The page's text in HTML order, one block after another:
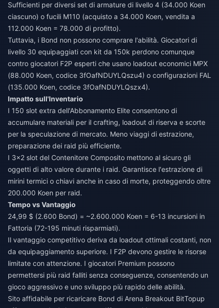
Sufficienti per diversi set di armature di livello 4 (34.000 Koen
ciascuno) o fucili M110 (acquisto a 34.000 Koen, vendita a
112.000 Koen = 78.000 di profitto).
Tuttavia, i Bond non possono comprare l'abilità. Giocatori di
livello 30 equipaggiati con kit da 150k perdono comunque
contro giocatori F2P esperti che usano loadout economici MPX
(88.000 Koen, codice 3fOafNDUYLQszu4) o configurazioni FAL
(135.000 Koen, codice 3fOafNDUYLQszx4).
Impatto sull'Inventario
I 150 slot extra dell'Abbonamento Elite consentono di
accumulare materiali per il crafting, loadout di riserva e scorte
per la speculazione di mercato. Meno viaggi di estrazione,
preparazione dei raid più efficiente.
I 3x2 slot del Contenitore Composito mettono al sicuro gli
oggetti di alto valore durante i raid. Garantisce l'estrazione di
mirini termici o chiavi anche in caso di morte, proteggendo oltre
200.000 Koen per raid.
Tempo vs Vantaggio
24,99 $ (2.600 Bond) = ~2.600.000 Koen = 6-13 incursioni in
Fattoria (72-195 minuti risparmiati).
Il vantaggio competitivo deriva da loadout ottimali costanti, non
da equipaggiamento superiore. I F2P devono gestire le risorse
limitate con attenzione. I giocatori Premium possono
permettersi più raid falliti senza conseguenze, consentendo un
gioco aggressivo e uno sviluppo più rapido delle abilità.
Sito affidabile per ricaricare Bond di Arena Breakout BitTopup